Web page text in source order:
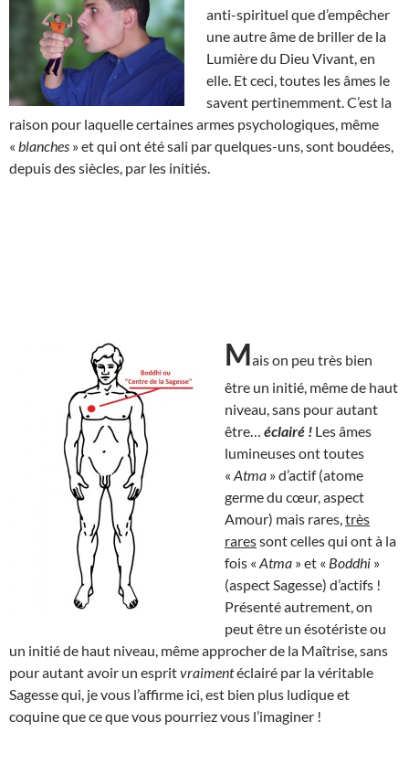
anti-spirituel que d’empêcher
une autre âme de briller de la
Lumière du Dieu Vivant, en
elle. Et ceci, toutes les âmes le
savent pertinemment. C’est la
raison pour laquelle certaines armes psychologiques, même
« blanches » et qui ont été sali par quelques-uns, sont boudées,
depuis des siècles, par les initiés.
Mais on peu très bien
être un initié, même de haut
niveau, sans pour autant
être… éclairé ! Les âmes
lumineuses ont toutes
« Atma » d’actif (atome
germe du cœur, aspect
Amour) mais rares, très
raressont celles qui ont à la
fois « Atma » et « Boddhi »
(aspect Sagesse) d’actifs !
Présenté autrement, on
peut être un ésotériste ou
un initié de haut niveau, même approcher de la Maîtrise, sans
pour autant avoir un espritvraimentéclairé par la véritable
Sagesse qui, je vous l’affirme ici, est bien plus ludique et
coquine que ce que vous pourriez vous l’imaginer !